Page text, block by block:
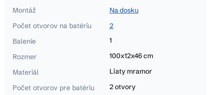
Montáž
Na dosku
Počet otvorov na batériu
2
Balenie
1
Rozmer
100x12x46 cm
Materiál
Liaty mramor
Počet otvorov pre batériu
2 otvory